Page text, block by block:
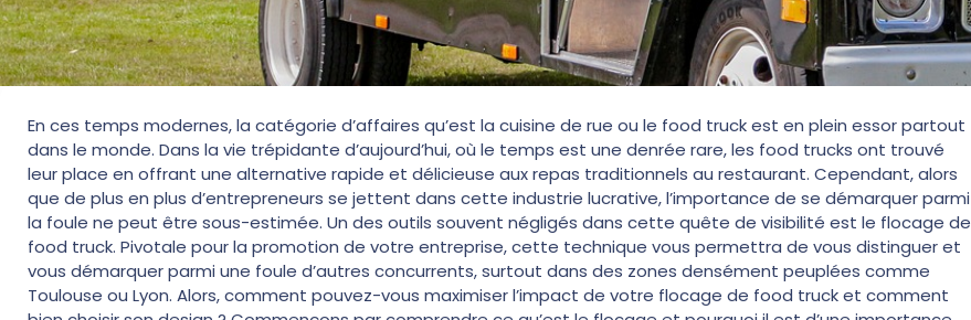
En ces temps modernes, la catégorie d’affaires qu’est la cuisine de rue ou le food truck est en plein essor partout
dans le monde. Dans la vie trépidante d’aujourd’hui, où le temps est une denrée rare, les food trucks ont trouvé
leur place en offrant une alternative rapide et délicieuse aux repas traditionnels au restaurant. Cependant, alors
que de plus en plus d’entrepreneurs se jettent dans cette industrie lucrative, l’importance de se démarquer parmi
la foule ne peut être sous-estimée. Un des outils souvent négligés dans cette quête de visibilité est le flocage de
food truck. Pivotale pour la promotion de votre entreprise, cette technique vous permettra de vous distinguer et
vous démarquer parmi une foule d’autres concurrents, surtout dans des zones densément peuplées comme
Toulouse ou Lyon. Alors, comment pouvez-vous maximiser l’impact de votre flocage de food truck et comment